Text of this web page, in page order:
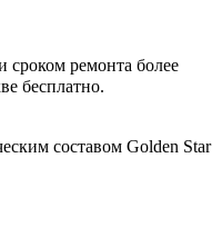
ремонта более
бесплатно.
составом Golden Star